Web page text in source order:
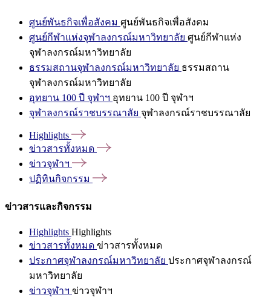
ศูนย์พันธกิจเพื่อสังคม ศูนย์พันธกิจเพื่อสังคม
ศูนย์กีฬาแห่งจุฬาลงกรณ์มหาวิทยาลัย ศูนย์กีฬาแห่ง
จุฬาลงกรณ์มหาวิทยาลัย
ธรรมสถานจุฬาลงกรณ์มหาวิทยาลัย ธรรมสถาน
จุฬาลงกรณ์มหาวิทยาลัย
อุทยาน 100 ปี จุฬาฯ อุทยาน 100 ปี จุฬาฯ
จุฬาลงกรณ์ราชบรรณาลัย จุฬาลงกรณ์ราชบรรณาลัย
Highlights
ข่าวสารทั้งหมด
ข่าวจุฬาฯ
ปฏิทินกิจกรรม
ข่าวสารและกิจกรรม
Highlights Highlights
ข่าวสารทั้งหมด ข่าวสารทั้งหมด
ประกาศจุฬาลงกรณ์มหาวิทยาลัย ประกาศจุฬาลงกรณ์
มหาวิทยาลัย
ข่าวจุฬาฯ ข่าวจุฬาฯ